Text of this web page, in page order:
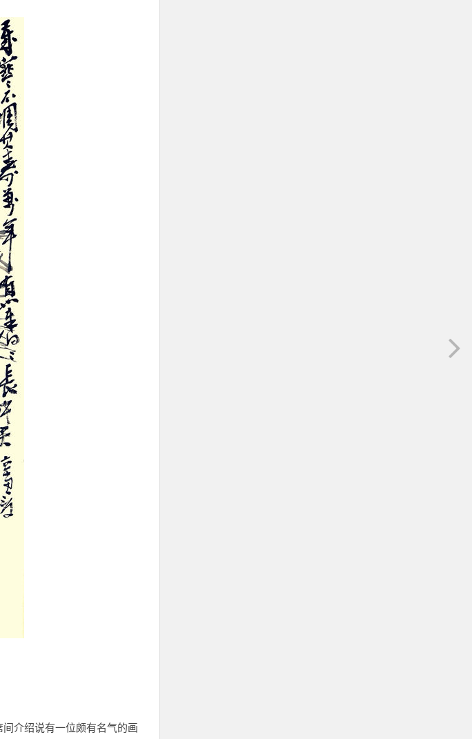
介绍说有一位颇有名气的画